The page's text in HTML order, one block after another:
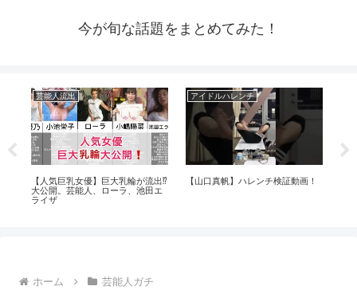
今が旬な話題をまとめてみた！
芸能人流出
【人気巨乳女優】巨大乳輪が流出⁉️
大公開。芸能人、ローラ、池田エ
ライザ
アイドルハレンチ
【山口真帆】ハレンチ検証動画！
ホーム 芸能人ガチ